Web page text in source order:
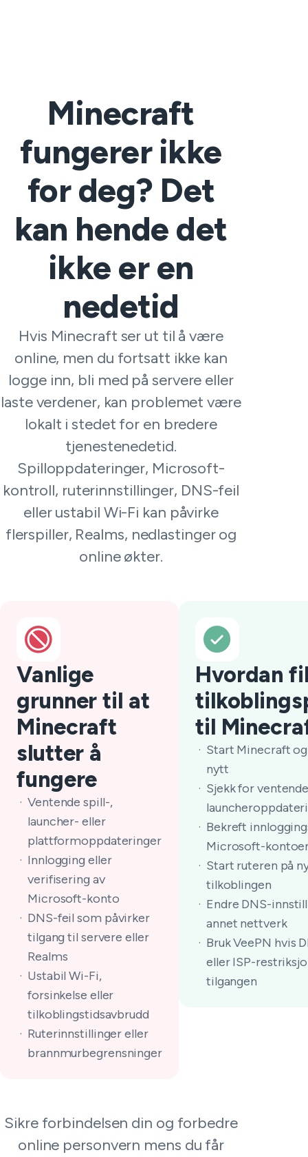
Minecraft
fungerer ikke
for deg? Det
kan hende det
ikke er en
nedetid
Hvis Minecraft ser ut til å være
online, men du fortsatt ikke kan
logge inn, bli med på servere eller
laste verdener, kan problemet være
lokalt i stedet for en bredere
tjenestenedetid.
Spilloppdateringer, Microsoft-
kontroll, ruterinnstillinger, DNS-feil
eller ustabil Wi-Fi kan påvirke
flerspiller, Realms, nedlastinger og
online økter.
Vanlige
grunner til at
Minecraft
slutter å
fungere
Ventende spill-,
launcher- eller
plattformoppdateringer
Innlogging eller
verifisering av
Microsoft-konto
DNS-feil som påvirker
tilgang til servere eller
Realms
Ustabil Wi-Fi,
forsinkelse eller
tilkoblingstidsavbrudd
Ruterinnstillinger eller
brannmurbegrensninger
Hvordan
til
Start Minecraft
nytt
Sjekk for
Bekreft
Microsoft-
Start ruteren på
tilkoblingen
Endre DNS-
annet nettverk
Bruk VeePN hvis
eller ISP-
tilgangen
Sikre forbindelsen din og forbedre
online personvern mens du får